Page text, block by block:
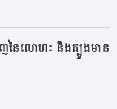
ញនៃលោហៈ និងត្បូងមាន